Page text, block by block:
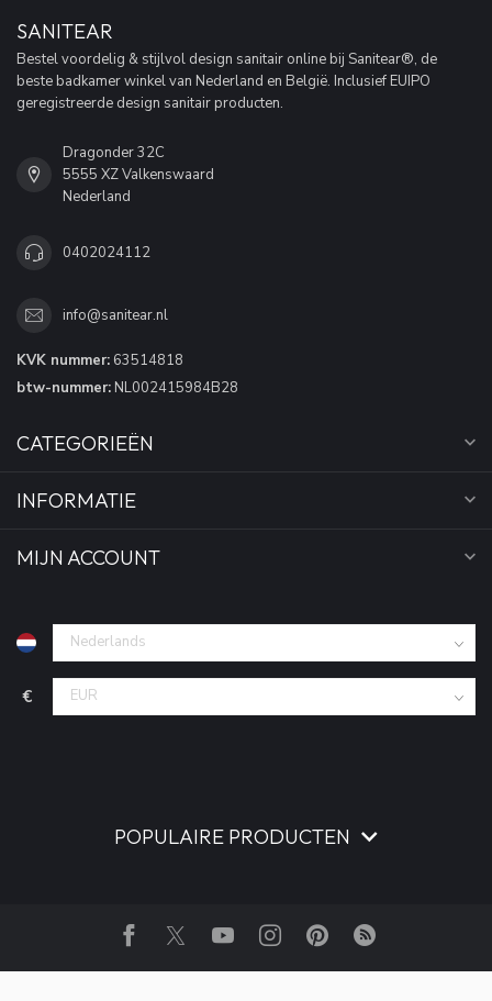
SANITEAR
Bestel voordelig & stijlvol design sanitair online bij Sanitear®, de
beste badkamer winkel van Nederland en België. Inclusief EUIPO
geregistreerde design sanitair producten.
Dragonder 32C
5555 XZ Valkenswaard
Nederland
0402024112
info@sanitear.nl
KVK nummer: 63514818
btw-nummer: NL002415984B28
CATEGORIEËN
INFORMATIE
MIJN ACCOUNT
€
POPULAIRE PRODUCTEN